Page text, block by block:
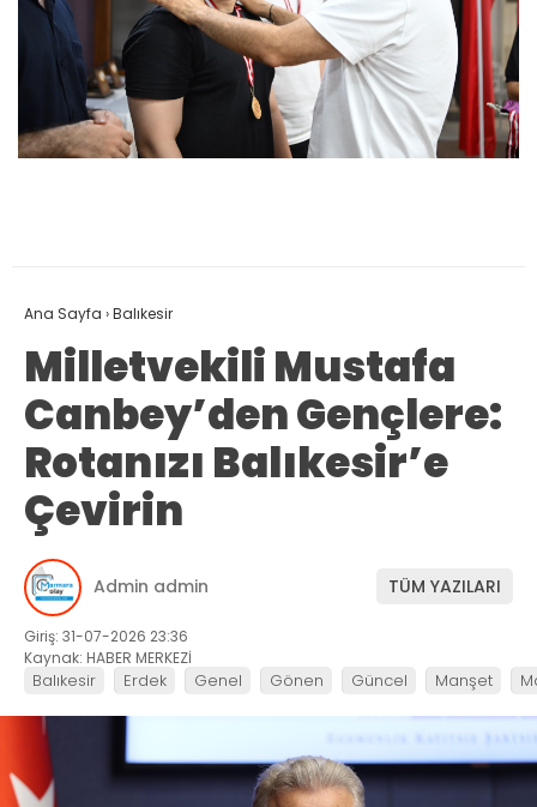
Ana Sayfa ›Balıkesir
Milletvekili Mustafa
Canbey’den Gençlere:
Rotanızı Balıkesir’e
Çevirin
Admin admin TÜM YAZILARI
Giriş: 31-07-2026 23:36
Kaynak: HABER MERKEZİ
Balıkesir Erdek Genel Gönen Güncel Manşet